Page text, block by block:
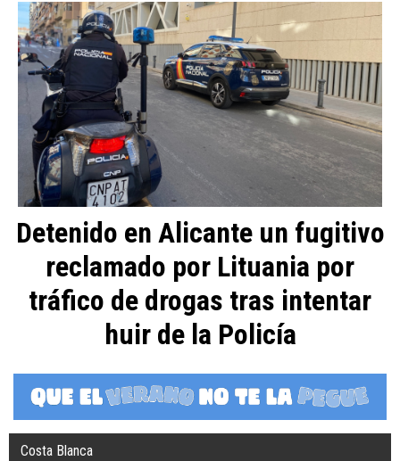
Detenido en Alicante un fugitivo
reclamado por Lituania por
tráfico de drogas tras intentar
huir de la Policía
Costa Blanca